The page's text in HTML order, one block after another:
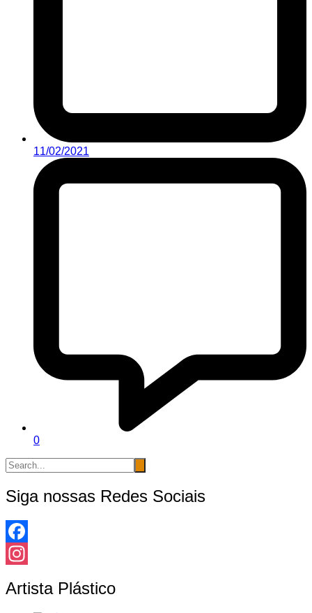
11/02/2021
0
Siga nossas Redes Sociais
Facebook
Artista Plástico